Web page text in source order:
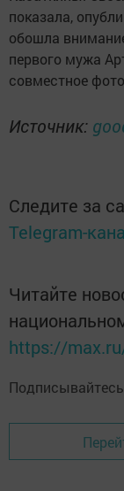
показала,
обошла
первого мужа
совместное
Источник:
Следите за
Telegram-
Читайте
https://